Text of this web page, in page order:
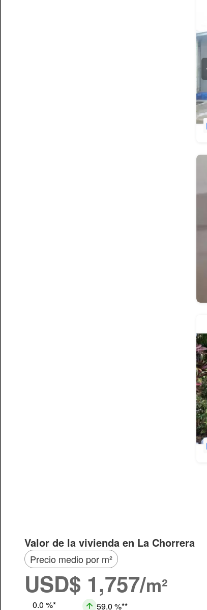
Valor de la vivienda en La Chorrera
Precio medio por m²
USD$ 1,757/m²
0.0 % 59.0 %